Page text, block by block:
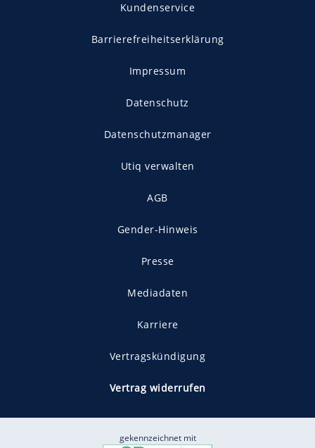
Kundenservice
Barrierefreiheitserklärung
Impressum
Datenschutz
Datenschutzmanager
Utiq verwalten
AGB
Gender-Hinweis
Presse
Mediadaten
Karriere
Vertragskündigung
Vertrag widerrufen
gekennzeichnet mit